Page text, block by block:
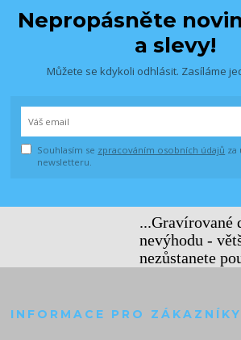
Nepropásněte
a slevy!
Můžete se kdykoli odhlásit. Zasíláme
Souhlasím se zpracováním osobních údajů za
newsletteru.
...Gravírované
nevýhodu -
nezůstanete
INFORMACE PRO ZÁKAZNÍKY